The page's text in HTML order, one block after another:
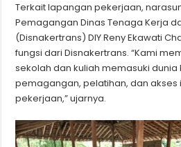
Terkait lapangan pekerjaan,
Pemagangan Dinas Tenaga Kerja
(Disnakertrans) DIY Reny Ekawati
fungsi dari Disnakertrans. “Kami
sekolah dan kuliah memasuki dunia
pemagangan, pelatihan, dan
pekerjaan,” ujarnya.